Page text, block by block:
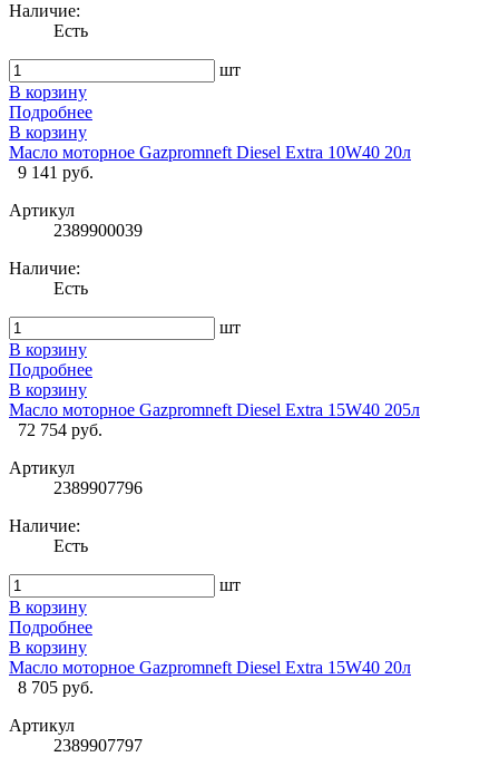
Наличие:
Есть
шт
В корзину
Подробнее
В корзину
Масло моторное Gazpromneft Diesel Extra 10W40 20л
9 141 руб.
Артикул
2389900039
Наличие:
Есть
шт
В корзину
Подробнее
В корзину
Масло моторное Gazpromneft Diesel Extra 15W40 205л
72 754 руб.
Артикул
2389907796
Наличие:
Есть
шт
В корзину
Подробнее
В корзину
Масло моторное Gazpromneft Diesel Extra 15W40 20л
8 705 руб.
Артикул
2389907797